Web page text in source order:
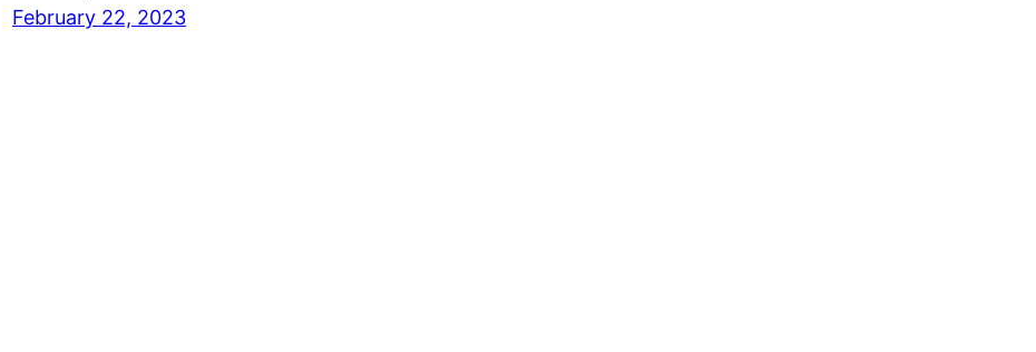
February 22, 2023